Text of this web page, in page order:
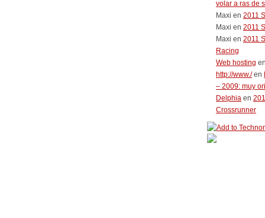
volar a ras de
Maxi en 2011
Maxi en 2011
Maxi en 2011
Racing
Web hosting
http://www./en
– 2009: muy
Delphia en
Crossrunner